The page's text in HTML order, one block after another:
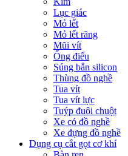
Lục giác
Mỏ lết
Mỏ lết răng
Mũi vít
Ống điếu
Súng bắn silicon
Thùng đồ nghề
Tua vít
Tua vít lực
Tuýp đuôi chuột
Xe có đồ nghề
Xe đựng đồ nghề
Dụng cụ cắt gọt cơ khí